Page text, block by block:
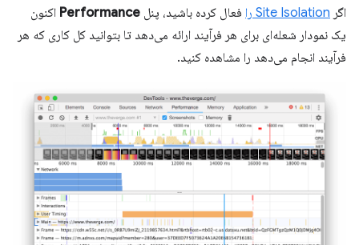
اگر Site Isolation را فعال کرده باشید، پنل Performance اکنون
یک نمودار شعله‌ای برای هر فرآیند ارائه می‌دهد تا بتوانید کل کاری که هر
فرآیند انجام می‌دهد را مشاهده کنید.